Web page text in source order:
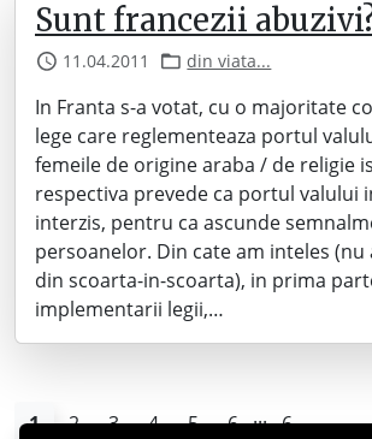
Sunt francezii
11.04.2011 din viata...
In Franta s-a votat, cu o majoritate
lege care reglementeaza portul
femeile de origine araba / de religie
respectiva prevede ca portul valului
interzis, pentru ca ascunde
persoanelor. Din cate am inteles (nu
din scoarta-in-scoarta), in prima
implementarii legii,…
1 2 3 4 5 6 ... 6